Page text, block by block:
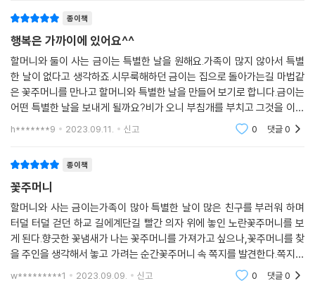
쫙쫙 빗방울이 쏟아지는 날 할머니는 특별한 날을 만들기로 했어요. 금이
는 특별한 날이라는 말에 절로 기분이 좋아졌어요.
“할머니, 소풍 가게? 비 오는데?”
금이의 눈이 휘둥그레졌어요.
옥상 시멘트 바닥 위로, 푸성귀들 위로 여전히 빗방울이 쫙쫙 쏟아졌거든
요.
“소풍보다 더 특별한 거.”
‘소풍보다 더 특별한 게 뭘까?’ -본문 28쪽
금이의 생각과 달리 할머니의 특별한 날 이벤트는 바로 옥상에서 키운 부
추로 부침개를 만드는 거였어요. 금이는 다시 시무룩해졌어요. 할머니는
금이에게 부침개 배달 심부름을 시켰어요. 금이가 아주 잘 할 거라는 칭찬
과 함께요. 그 말에 금이는 다시 시무룩하던 얼굴이 펴졌어요. 비오는 날 부
침개 배달이라니 재미있을 거 같았어요. 제일 먼저 간 곳은 아래층에 사는
주인아줌마 집, 그리고 두 번째는 3학년 언니가 사는 옆집이었어요. 모두
종이책
행복은 가까이에 있어요^^
할머니와 둘이 사는 금이는 특별한 날을 원해요.가족이 많지 않아서 특별
한 날이 없다고 생각하죠.시무룩해하던 금이는 집으로 돌아가는길 마법같
은 꽃주머니를 만나고 할머니와 특별한 날을 만들어 보기로 합니다.금이는
어떤 특별한 날을 보내게 될까요?비가 오니 부침개를 부치고 그것을 이웃
과 나누는..어떻게 보면 별 다를것 없는 하루를 보내고 있는 듯한 금이와 할
h*******9 2023.09.11. 신고 0 댓글0
종이책
꽃주머니
할머니와 사는 금이는가족이 많아 특별한 날이 많은 친구를 부러워 하며
터덜 터덜 걷던 하교 길에계단길 빨간 의자 위에 놓인 노란꽃주머니를 보
게 된다.향긋한 꽃냄새가 나는 꽃주머니를 가져가고 싶으나,꽃주머니를 찾
을 주인을 생각해서 놓고 가려는 순간꽃주머니 속 쪽지를 발견한다.쪽지를
본 금이는 웃으며 꽃주머니를 챙겼다.집 앞에 도착하니 빗방울이 떨어지기
w*********1 2023.09.09. 신고 0 댓글0